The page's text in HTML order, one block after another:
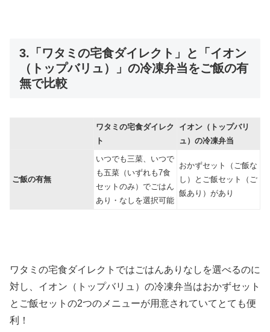
3.「ワタミの宅食ダイレクト」と「イオン
（トップバリュ）」の冷凍弁当をご飯の有
無で比較
ワタミの宅食ダイレク
ト
イオン（トップバリ
ュ）の冷凍弁当
ご飯の有無
いつでも三菜、いつで
も五菜（いずれも7食
セットのみ）でごはん
あり・なしを選択可能
おかずセット（ご飯な
し）とご飯セット（ご
飯あり）があり
ワタミの宅食ダイレクトではごはんありなしを選べるのに
対し、イオン（トップバリュ）の冷凍弁当はおかずセット
とご飯セットの2つのメニューが用意されていてとても便
利！